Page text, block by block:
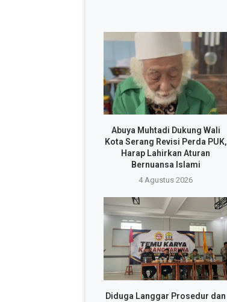
Abuya Muhtadi Dukung Wali
Kota Serang Revisi Perda PUK,
Harap Lahirkan Aturan
Bernuansa Islami
4 Agustus 2026
Diduga Langgar Prosedur dan